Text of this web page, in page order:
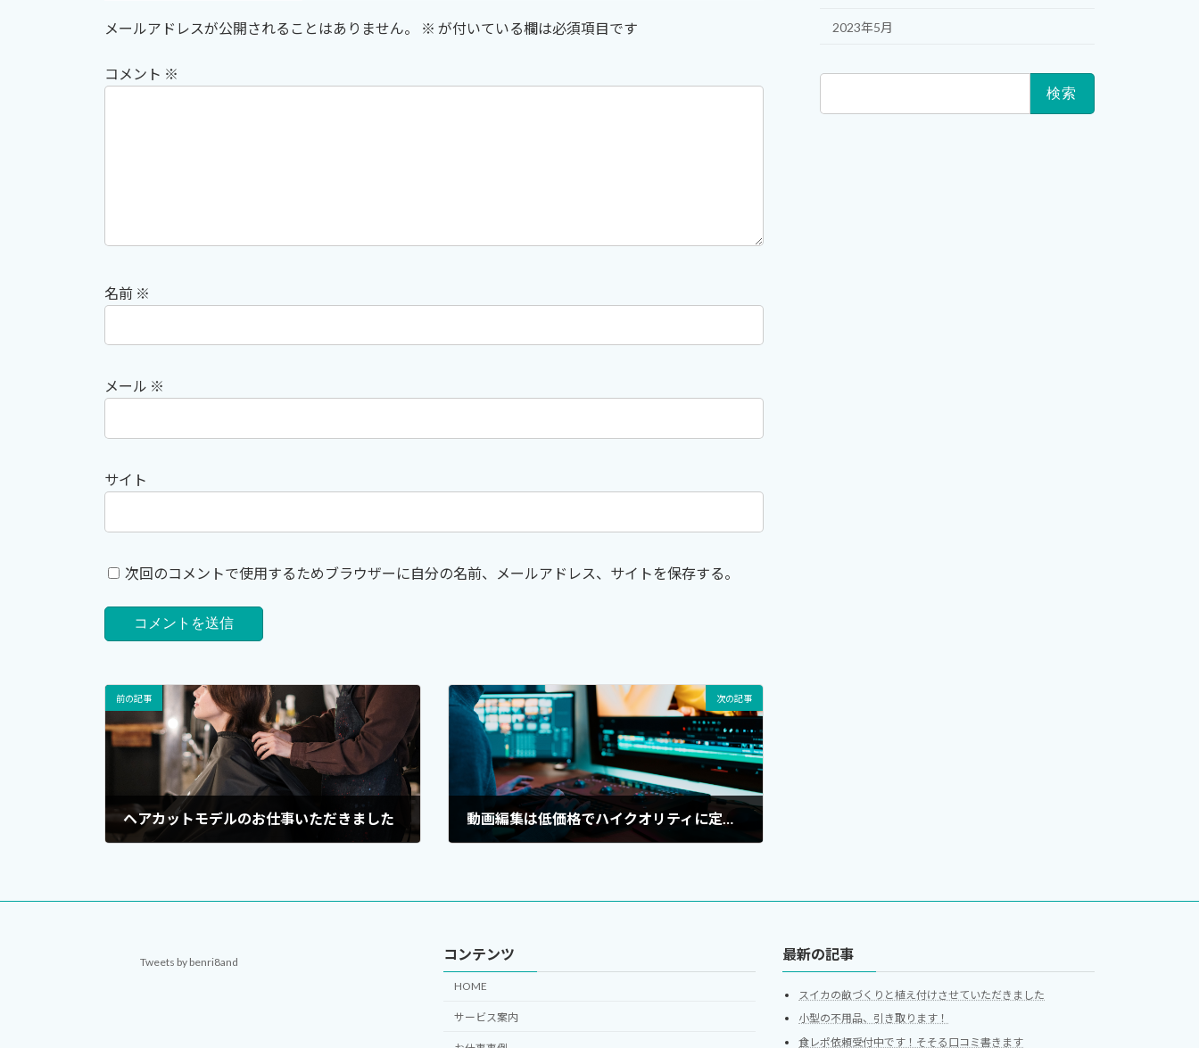
メールアドレスが公開されることはありません。 ※ が付いている欄は必須項目です
コメント ※
名前 ※
メール ※
サイト
次回のコメントで使用するためブラウザーに自分の名前、メールアドレス、サイトを保存する。
前の記事
ヘアカットモデルのお仕事いただきました
次の記事
動画編集は低価格でハイクオリティに定評あり！
2023年5月
Tweets by benri8and コンテンツ
HOME
サービス案内
最新の記事
スイカの畝づくりと植え付けさせていただきました
小型の不用品、引き取ります！
食レポ依頼受付中です！そそる口コミ書きます